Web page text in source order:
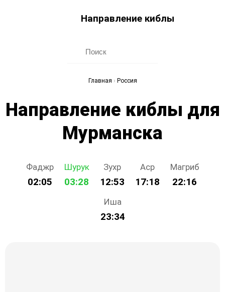
Направление киблы
Главная › Россия
Направление киблы для
Мурманска
Фаджр
02:05
Шурук
03:28
Зухр
12:53
Аср
17:18
Магриб
22:16
Иша
23:34